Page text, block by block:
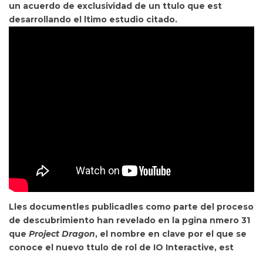
un acuerdo de exclusividad de un ttulo que est
desarrollando el ltimo estudio citado.
Lles documentles publicadles como parte del proceso
de descubrimiento han revelado en la pgina nmero 31
que Project Dragon, el nombre en clave por el que se
conoce el nuevo ttulo de rol de IO Interactive, est